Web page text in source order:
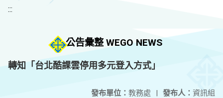
:::
公告彙整 WEGO NEWS
轉知「台北酷課雲停用多元登入方式」
發布人： 資訊組
發布單位： 教務處 |